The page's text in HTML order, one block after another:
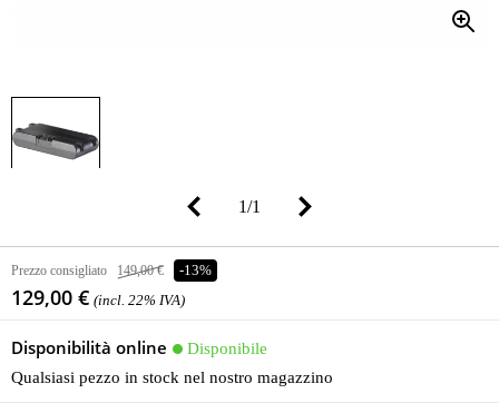
1/1
Prezzo consigliato 149,00 € -13%
129,00 € (incl. 22% IVA)
Disponibilità online
Disponibile
Qualsiasi pezzo in stock nel nostro magazzino